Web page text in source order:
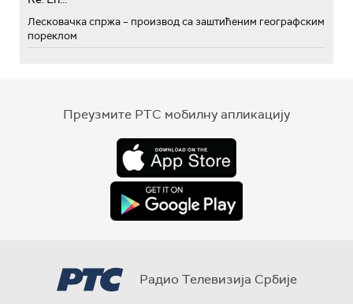
Лесковачка спржа – производ са заштићеним географским
пореклом
Преузмите РТС мобилну апликацију
Радио Телевизија Србије